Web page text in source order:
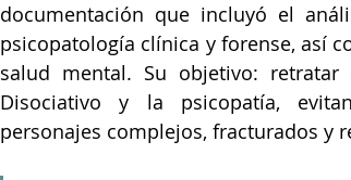
documentación que incluyó el
psicopatología clínica y forense, así
salud mental. Su objetivo:
Disociativo y la psicopatía,
personajes complejos, fracturados y